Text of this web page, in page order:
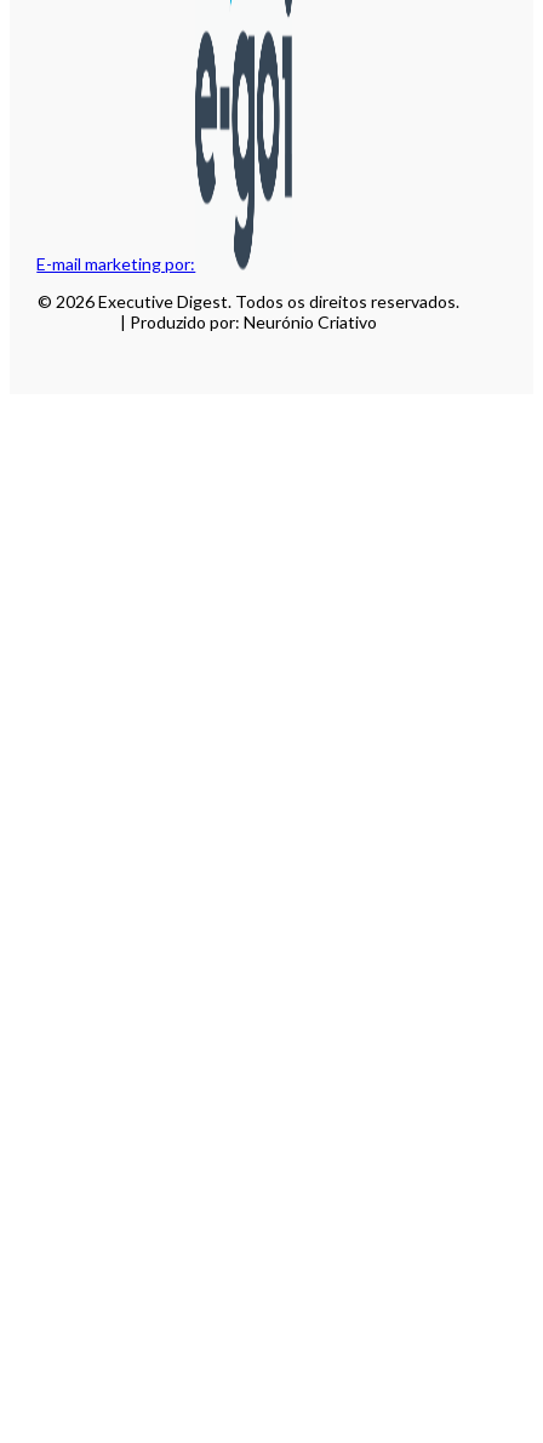
E-mail marketing por:
© 2026 Executive Digest. Todos os direitos reservados.
| Produzido por: Neurónio Criativo